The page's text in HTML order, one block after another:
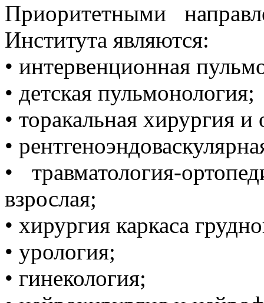
Приоритетными
Института являются:
• интервенционная
• детская пульмонология;
• торакальная хирургия и
•
• травматология-
взрослая;
• хирургия каркаса
• урология;
• гинекология;